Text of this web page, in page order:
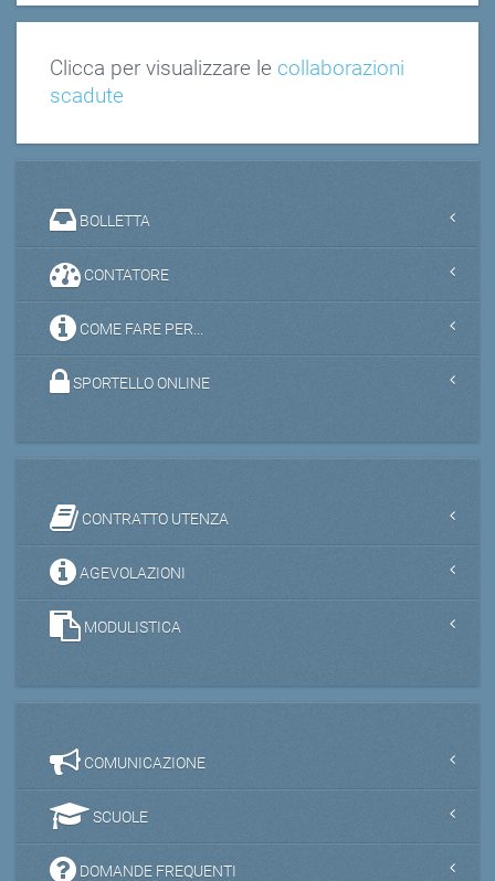
Clicca per visualizzare le collaborazioni
scadute
BOLLETTA
CONTATORE
COME FARE PER...
SPORTELLO ONLINE
CONTRATTO UTENZA
AGEVOLAZIONI
MODULISTICA
COMUNICAZIONE
SCUOLE
DOMANDE FREQUENTI